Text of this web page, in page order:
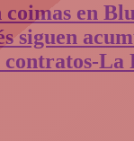
coimas en
siguen
contratos-La